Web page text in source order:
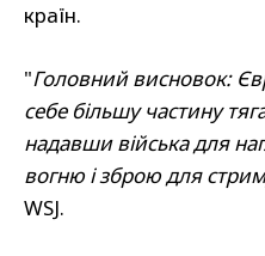
країн.
"Головний висновок:
себе більшу частину
надавши війська для
вогню і зброю для
WSJ.